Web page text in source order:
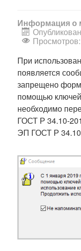
Информация о
При
появляется
запрещено
помощью
необходимо
ГОСТ Р 34.10-
ЭП ГОСТ Р